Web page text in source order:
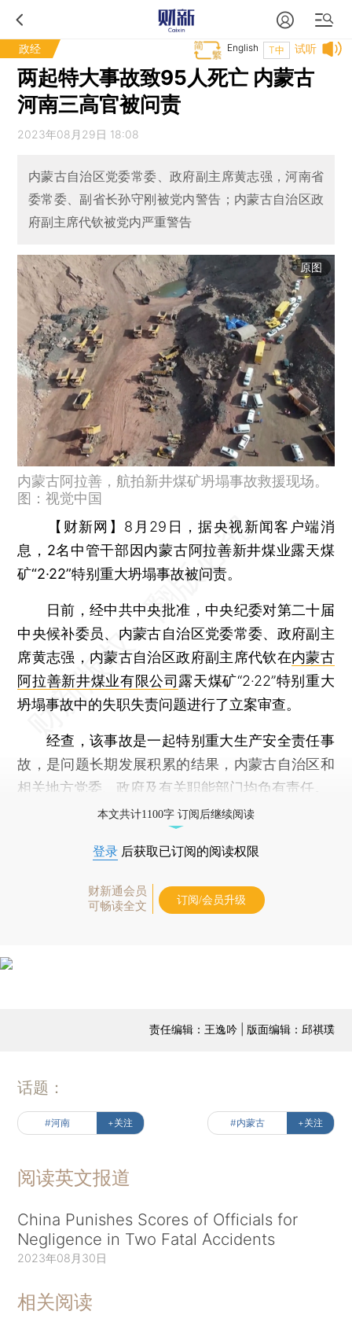
政经 试听
T中
English
两起特大事故致95人死亡 内蒙古
河南三高官被问责
2023年08月29日 18:08
内蒙古自治区党委常委、政府副主席黄志强，河南省
委常委、副省长孙守刚被党内警告；内蒙古自治区政
府副主席代钦被党内严重警告
原图
内蒙古阿拉善，航拍新井煤矿坍塌事故救援现场。
图：视觉中国
【财新网】 8月29日，据央视新闻客户端消
息， 2名中管干部因内蒙古阿拉善新井煤业露天煤
矿“2·22”特别重大坍塌事故被问责。
日前，经中共中央批准，中央纪委对第二十届
中央候补委员、内蒙古自治区党委常委、政府副主
席黄志强，内蒙古自治区政府副主席代钦在内蒙古
阿拉善新井煤业有限公司露天煤矿“2·22”特别重大
坍塌事故中的失职失责问题进行了立案审查。
经查，该事故是一起特别重大生产安全责任事
故，是问题长期发展积累的结果，内蒙古自治区和
相关地方党委、政府及有关职能部门均负有责任。
本文共计1100字 订阅后继续阅读
登录 后获取已订阅的阅读权限
财新通会员
可畅读全文
订阅/会员升级
责任编辑：王逸吟 | 版面编辑：邱祺璞
话题：
#河南 +关注 #内蒙古 +关注
阅读英文报道
China Punishes Scores of Officials for
Negligence in Two Fatal Accidents
2023年08月30日
相关阅读